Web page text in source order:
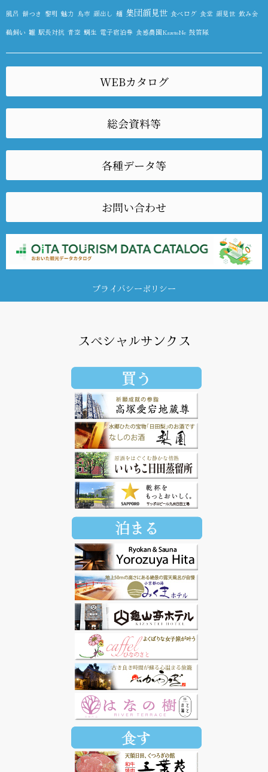
風呂 餅つき 黎明 魅力 鳥市 顔出し 麺 集団顔見世 食べログ 食堂 顔見世 飲み会
鵜飼い 雛 駅長対抗 青空 鯛生 電子宿泊券 食感農園KazetoNe 鼓笛隊
WEBカタログ
総会資料等
各種データ等
お問い合わせ
プライバシーポリシー
スペシャルサンクス